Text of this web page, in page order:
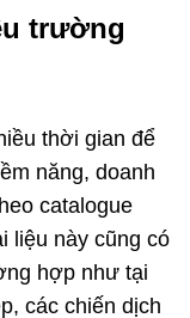
trường
thời gian để
năng, doanh
catalogue
liệu này cũng có
hợp như tại
các chiến dịch